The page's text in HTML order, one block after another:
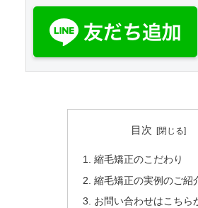
目次
縮毛矯正のこだわり
縮毛矯正の実例のご紹
お問い合わせはこちら